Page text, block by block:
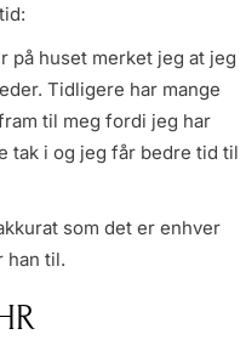
på huset merket jeg at jeg
Tidligere har mange
til meg fordi jeg har
tak i og jeg får bedre tid til
som det er enhver
han til.